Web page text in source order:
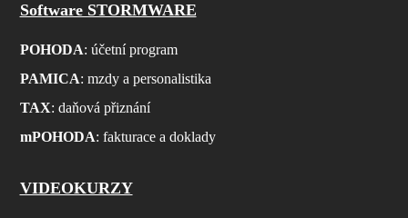
Software STORMWARE
POHODA: účetní program
PAMICA: mzdy a personalistika
TAX: daňová přiznání
mPOHODA: fakturace a doklady
VIDEOKURZY